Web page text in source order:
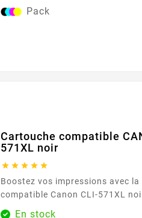
(noir, cyan, magenta, jaune,
Pack
Cartouche compatible
571XL noir
    
Boostez vos impressions avec
compatible Canon CLI-571XL
offrir des impressions nettes et
En stock